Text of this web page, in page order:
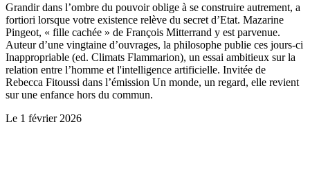
Grandir dans l’ombre du pouvoir oblige à se construire autrement, a
fortiori lorsque votre existence relève du secret d’Etat. Mazarine
Pingeot, « fille cachée » de François Mitterrand y est parvenue.
Auteur d’une vingtaine d’ouvrages, la philosophe publie ces jours-ci
Inappropriable (ed. Climats Flammarion), un essai ambitieux sur la
relation entre l’homme et l'intelligence artificielle. Invitée de
Rebecca Fitoussi dans l’émission Un monde, un regard, elle revient
sur une enfance hors du commun.
Le 1 février 2026